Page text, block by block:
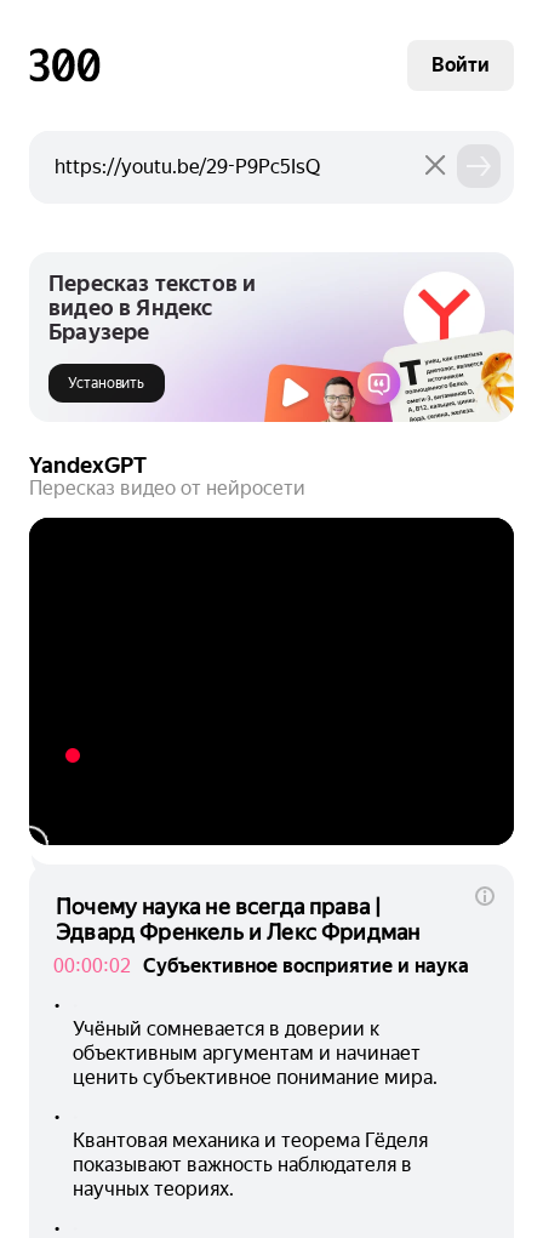
Пересказ текстов и
видео в Яндекс
Браузере
Установить
YandexGPT
Пересказ видео от нейросети
Почему наука не всегда права |
Эдвард Френкель и Лекс Фридман
00:00:02 Субъективное восприятие и наука
Учёный сомневается в доверии к
объективным аргументам и начинает
ценить субъективное понимание мира.
Квантовая механика и теорема Гёделя
показывают важность наблюдателя в
научных теориях.
Войти